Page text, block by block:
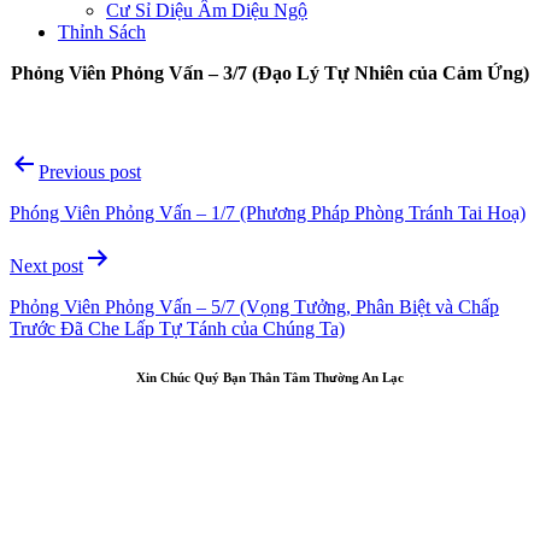
Cư Sỉ Diệu Âm Diệu Ngộ
Thỉnh Sách
Phỏng Viên Phỏng Vấn – 3/7 (Đạo Lý Tự Nhiên của Cảm Ứng)
Post
navigation
Previous post
Phóng Viên Phỏng Vấn – 1/7 (Phương Pháp Phòng Tránh Tai Hoạ)
Next post
Phỏng Viên Phỏng Vấn – 5/7 (Vọng Tưởng, Phân Biệt và Chấp
Trước Đã Che Lấp Tự Tánh của Chúng Ta)
Xin Chúc Quý Bạn Thân Tâm Thường An Lạc